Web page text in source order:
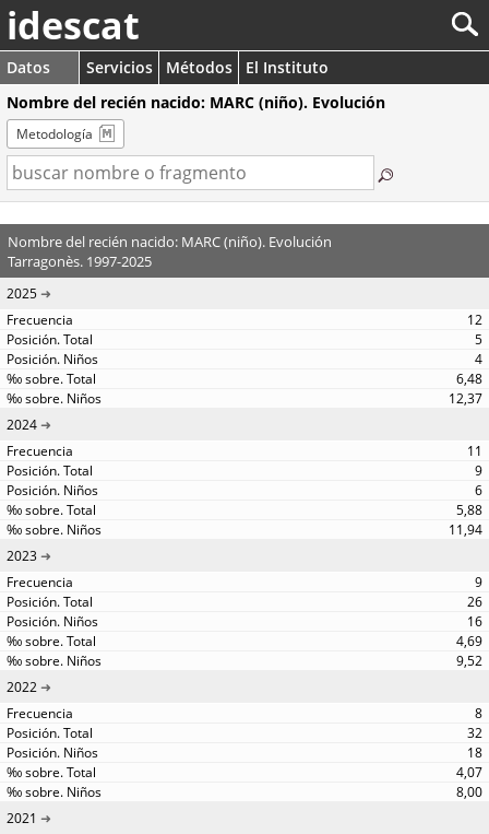
idescat
Datos Servicios Métodos
El Instituto
Nombre del recién nacido: MARC (niño). Evolución
Metodología
Nombre del recién nacido: MARC (niño). Evolución
Tarragonès. 1997-2025
2025
12
5
4
6,48
12,37
2024
11
9
6
5,88
11,94
2023
9
26
16
4,69
9,52
2022
8
32
18
4,07
8,00
2021